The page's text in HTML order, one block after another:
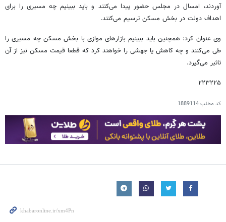
آوردند، امسال در مجلس حضور پیدا می‌کنند و باید ببینیم چه مسیری را برای
اهداف دولت در بخش مسکن ترسیم می‌کنند.
وی عنوان کرد: همچنین باید ببینیم بازارهای موازی با بخش مسکن چه مسیری را
طی می‌کنند و چه کاهش یا جهشی را خواهند کرد که قطعا قیمت مسکن نیز از آن
تاثیر می‌گیرد.
۲۲۳۲۲۵
کد مطلب1889114